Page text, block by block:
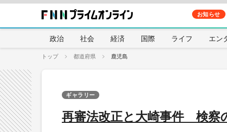
お知らせ
政治 社会 経済 国際 ライフ エン
トップ 都道府県 鹿児島
再審法改正と大崎事件 検察
ギャラリー